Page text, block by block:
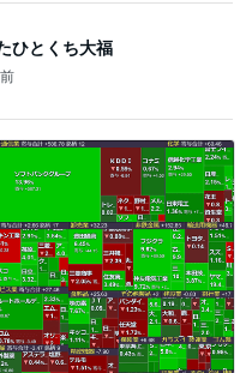
ひとくち大福